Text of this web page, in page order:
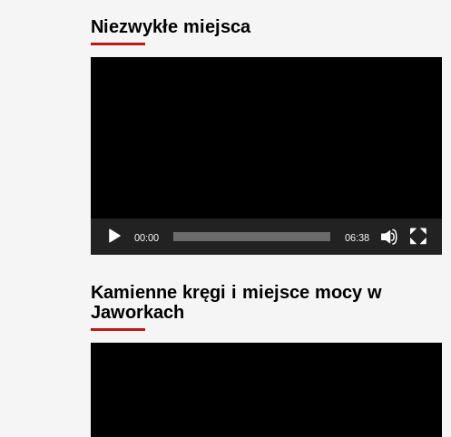
Niezwykłe miejsca
00:00 06:38
Kamienne kręgi i miejsce mocy w
Jaworkach